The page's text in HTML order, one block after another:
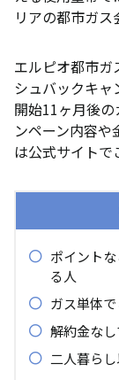
リアの都市ガス
エルピオ都市ガ
シュバックキ
開始11ヶ月後
ンペーン内容
は公式サイトで
ポイント
る人
ガス単体
解約金な
二人暮ら